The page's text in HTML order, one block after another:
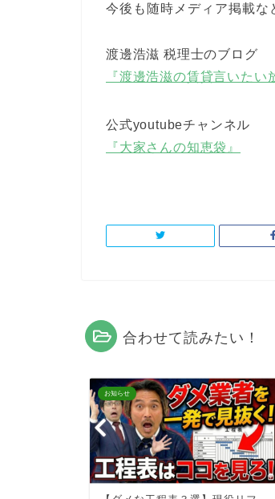
今後も随時メディア掲載な
渡邊浩滋 税理士のブログ
『渡邊浩滋の賃貸言いたい
公式youtubeチャンネル
『大家さんの知恵袋』
合わせて読みたい！
お知らせ